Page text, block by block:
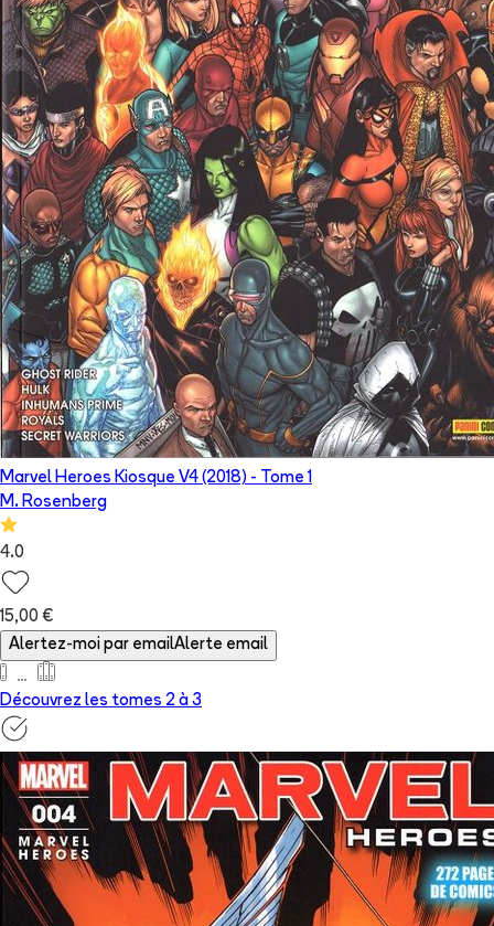
Marvel Heroes Kiosque V4 (2018) - Tome 1
M. Rosenberg
4.0
15,00 €
Alertez-moi par emailAlerte email
Découvrez les tomes 2 à 3